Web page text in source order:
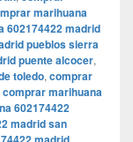
marihuana
602174422 madrid
pueblos sierra
puente alcocer,
toledo, comprar
comprar marihuana
602174422
madrid san